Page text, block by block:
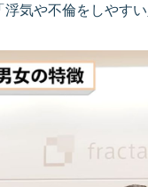
浮気や不倫をしやす